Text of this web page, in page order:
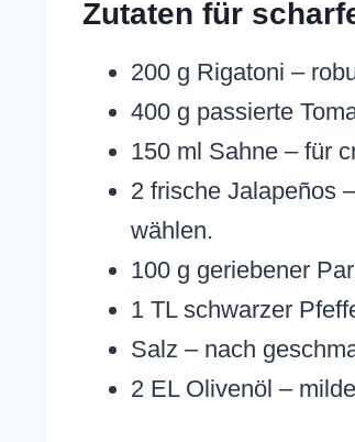
Zutaten für
200 g Rigatoni –
400 g passierte
150 ml Sahne – für
2 frische Jalapeños
wählen.
100 g geriebener
1 TL schwarzer
Salz – nach
2 EL Olivenöl –